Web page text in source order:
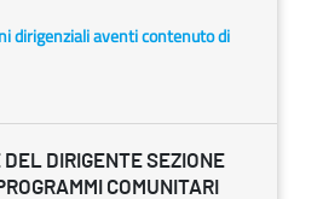
dirigenziali aventi contenuto di
DIRIGENTE SEZIONE
COMUNITARI